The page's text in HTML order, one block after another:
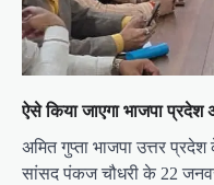
ऐसे किया जाएगा भाजपा प्रदेश
अमित गुप्ता भाजपा उत्तर प्रदेश
सांसद पंकज चौधरी के 22